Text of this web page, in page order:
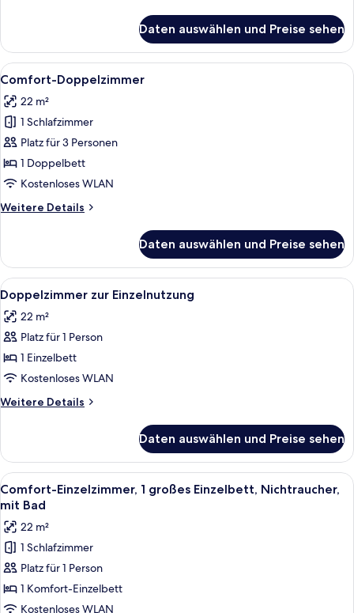
Double
Room
Daten auswählen und Preise sehen
Alle
Fotos
für
Comfort-
Doppelzimmer
anzeigen
Ein Schlafzimmer mit einem großen
6
Comfort-Doppelzimmer
22 m²
1 Schlafzimmer
Platz für 3 Personen
1 Doppelbett
Kostenloses WLAN
Weitere Details
Weitere
Doppelzimmer
Daten auswählen und Preise sehen
Alle
Fotos
für
Doppelzimmer
zur
Einzelnutzung
anzeigen
Ein Hotelzimmer mit einem Bett,
6
Doppelzimmer zur Einzelnutzung
22 m²
Platz für 1 Person
1 Einzelbett
Kostenloses WLAN
Weitere Details
Weitere
zur
Einzelnutzung
Daten auswählen und Preise sehen
Alle
Fotos
für
Comfort-
Einzelzimmer,
1
großes
Einzelbett,
Ein Schlafzimmer mit einem großen
1
Comfort-Einzelzimmer, 1 großes Einzelbett, Nichtraucher,
mit Bad
22 m²
1 Schlafzimmer
Platz für 1 Person
1 Komfort-Einzelbett
Kostenloses WLAN